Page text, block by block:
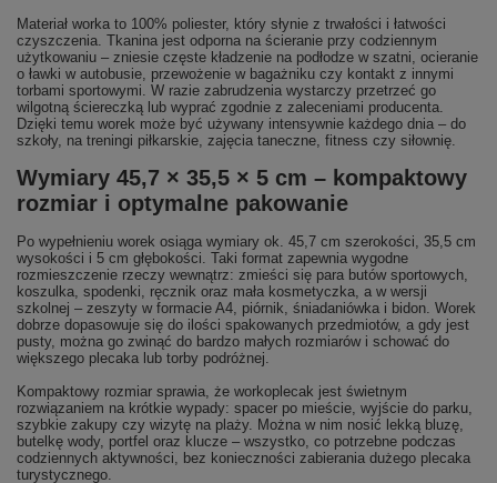
Materiał worka to 100% poliester, który słynie z trwałości i łatwości
czyszczenia. Tkanina jest odporna na ścieranie przy codziennym
użytkowaniu – zniesie częste kładzenie na podłodze w szatni, ocieranie
o ławki w autobusie, przewożenie w bagażniku czy kontakt z innymi
torbami sportowymi. W razie zabrudzenia wystarczy przetrzeć go
wilgotną ściereczką lub wyprać zgodnie z zaleceniami producenta.
Dzięki temu worek może być używany intensywnie każdego dnia – do
szkoły, na treningi piłkarskie, zajęcia taneczne, fitness czy siłownię.
Wymiary 45,7 × 35,5 × 5 cm – kompaktowy
rozmiar i optymalne pakowanie
Po wypełnieniu worek osiąga wymiary ok. 45,7 cm szerokości, 35,5 cm
wysokości i 5 cm głębokości. Taki format zapewnia wygodne
rozmieszczenie rzeczy wewnątrz: zmieści się para butów sportowych,
koszulka, spodenki, ręcznik oraz mała kosmetyczka, a w wersji
szkolnej – zeszyty w formacie A4, piórnik, śniadaniówka i bidon. Worek
dobrze dopasowuje się do ilości spakowanych przedmiotów, a gdy jest
pusty, można go zwinąć do bardzo małych rozmiarów i schować do
większego plecaka lub torby podróżnej.
Kompaktowy rozmiar sprawia, że workoplecak jest świetnym
rozwiązaniem na krótkie wypady: spacer po mieście, wyjście do parku,
szybkie zakupy czy wizytę na plaży. Można w nim nosić lekką bluzę,
butelkę wody, portfel oraz klucze – wszystko, co potrzebne podczas
codziennych aktywności, bez konieczności zabierania dużego plecaka
turystycznego.